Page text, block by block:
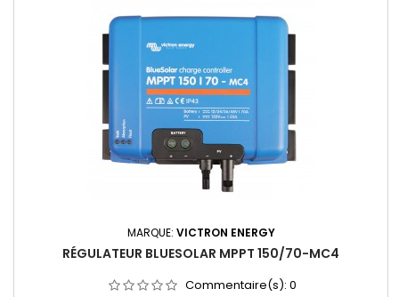
MARQUE: VICTRON ENERGY
RÉGULATEUR BLUESOLAR MPPT 150/70-MC4
Commentaire(s): 0